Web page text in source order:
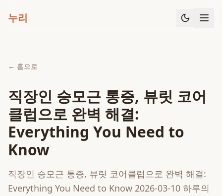
누리
← 홈으로
직장인 승모근 통증, 뷰릿 코어
클럽으로 완벽 해결:
Everything You Need to
Know
직장인 승모근 통증, 뷰릿 코어클럽으로 완벽 해결:
Everything You Need to Know 2026-03-10 하루의